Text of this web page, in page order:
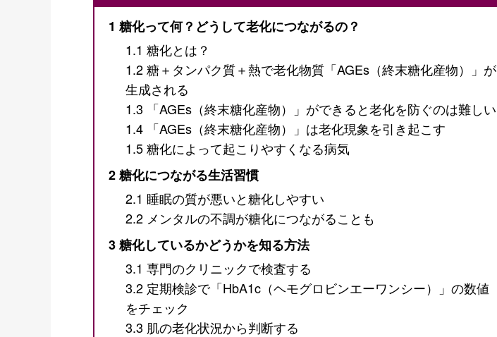
1 糖化って何？どうして老化につながるの？
1.1 糖化とは？
1.2糖＋タンパク質＋熱で老化物質「AGEs（終末糖化産物）」が
生成される
1.3 「AGEs（終末糖化産物）」ができると老化を防ぐのは難しい
1.4 「AGEs（終末糖化産物）」は老化現象を引き起こす
1.5糖化によって起こりやすくなる病気
2糖化につながる生活習慣
2.1 睡眠の質が悪いと糖化しやすい
2.2 メンタルの不調が糖化につながることも
3糖化しているかどうかを知る方法
3.1 専門のクリニックで検査する
3.2 定期検診で「HbA1c（ヘモグロビンエーワンシー）」の数値
をチェック
3.3 肌の老化状況から判断する